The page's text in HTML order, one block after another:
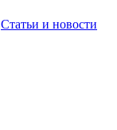
Статьи и новости